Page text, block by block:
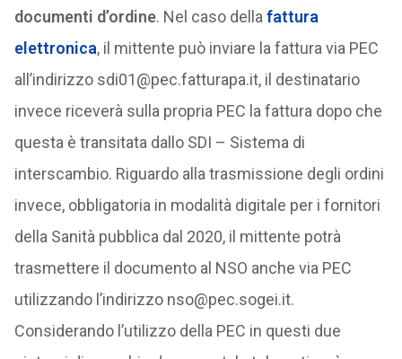
documenti d’ordine. Nel caso della fattura
elettronica, il mittente può inviare la fattura via PEC
all’indirizzo sdi01@pec.fatturapa.it, il destinatario
invece riceverà sulla propria PEC la fattura dopo che
questa è transitata dallo SDI – Sistema di
interscambio. Riguardo alla trasmissione degli ordini
invece, obbligatoria in modalità digitale per i fornitori
della Sanità pubblica dal 2020, il mittente potrà
trasmettere il documento al NSO anche via PEC
utilizzando l’indirizzo nso@pec.sogei.it.
Considerando l’utilizzo della PEC in questi due